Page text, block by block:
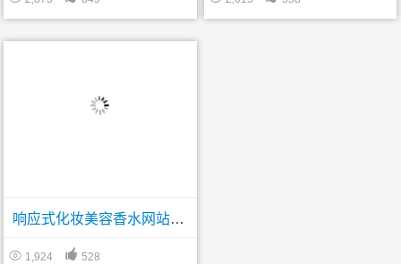
响应式化妆美容香水网站帝国CMS模板
 1,924  528